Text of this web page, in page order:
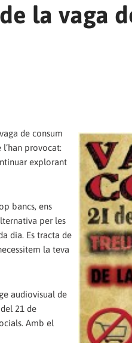
la vaga
de consum
provocat:
explorant
bancs, ens
per les
dia. Es tracta de
la teva
audiovisual de
21 de
Amb el